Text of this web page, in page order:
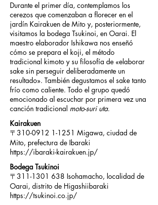
Durante el primer día, contemplamos los
cerezos que comenzaban a florecer en el
jardín Kairakuen de Mito y, posteriormente,
visitamos la bodega Tsukinoi, en Oarai. El
maestro elaborador Ishikawa nos enseñó
cómo se prepara el koji, el método
tradicional kimoto y su filosofía de «elaborar
sake sin perseguir deliberadamente un
resultado». También degustamos el sake tanto
frío como caliente. Todo el grupo quedó
emocionado al escuchar por primera vez una
canción tradicional moto-suri uta.
Kairakuen
〒310-0912 1-1251 Migawa, ciudad de
Mito, prefectura de Ibaraki
https://ibaraki-kairakuen.jp/
Bodega Tsukinoi
〒311-1301 638 Isohamacho, localidad de
Oarai, distrito de Higashiibaraki
https://tsukinoi.co.jp/